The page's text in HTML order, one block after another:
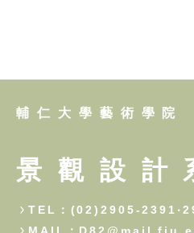
輔仁大學藝術學院
景觀設計
TEL：(02)2905-